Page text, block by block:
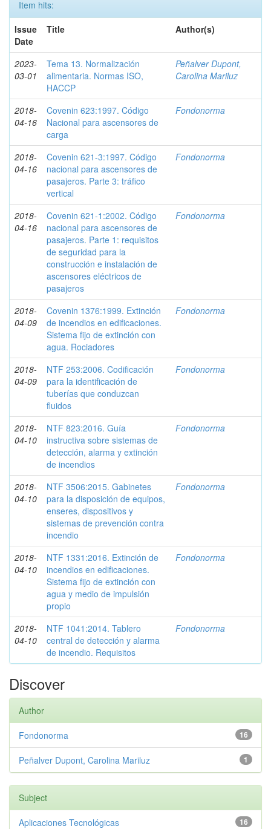
Item hits:
Issue
Date
Title Author(s)
2023-
03-01
Tema 13. Normalización
alimentaria. Normas ISO,
HACCP
Peñalver Dupont,
Carolina Mariluz
2018-
04-16
Covenin 623:1997. Código
Nacional para ascensores de
carga
Fondonorma
2018-
04-16
Covenin 621-3:1997. Código
nacional para ascensores de
pasajeros. Parte 3: tráfico
vertical
Fondonorma
2018-
04-16
Covenin 621-1:2002. Código
nacional para ascensores de
pasajeros. Parte 1: requisitos
de seguridad para la
construcción e instalación de
ascensores eléctricos de
pasajeros
Fondonorma
2018-
04-09
Covenin 1376:1999. Extinción
de incendios en edificaciones.
Sistema fijo de extinción con
agua. Rociadores
Fondonorma
2018-
04-09
NTF 253:2006. Codificación
para la identificación de
tuberías que conduzcan
fluidos
Fondonorma
2018-
04-10
NTF 823:2016. Guía
instructiva sobre sistemas de
detección, alarma y extinción
de incendios
Fondonorma
2018-
04-10
NTF 3506:2015. Gabinetes
para la disposición de equipos,
enseres, dispositivos y
sistemas de prevención contra
incendio
Fondonorma
2018-
04-10
NTF 1331:2016. Extinción de
incendios en edificaciones.
Sistema fijo de extinción con
agua y medio de impulsión
propio
Fondonorma
2018-
04-10
NTF 1041:2014. Tablero
central de detección y alarma
de incendio. Requisitos
Fondonorma
Discover
Author
16
Fondonorma
1
Peñalver Dupont, Carolina Mariluz
Subject
16
Aplicaciones Tecnológicas